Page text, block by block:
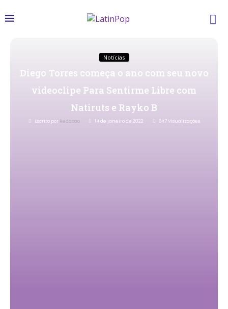
Notícias
Diego Torres começa o ano com seu novo
videoclipe Para Sentirme Libre com
Natiruts e Rayko B
Escrito por Redacao 14 de janeiro de 2022 847Visualizações